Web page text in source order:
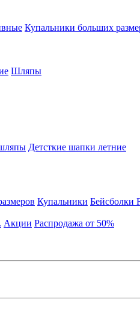
Купальники больших
Шляпы
Детсткие шапки летние
Купальники Бейсболки
Акции Распродажа от 50%